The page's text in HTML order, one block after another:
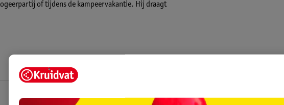
of tijdens de kampeervakantie. Hij draagt